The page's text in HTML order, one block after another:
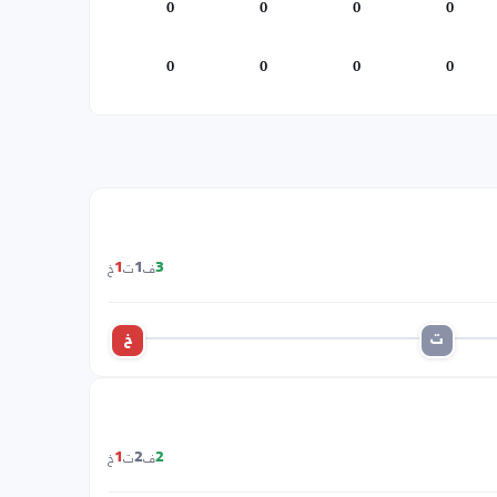
0
0
0
0
0
0
0
0
3ف 1ت 1خ
ت خ
2ف2ت 1خ